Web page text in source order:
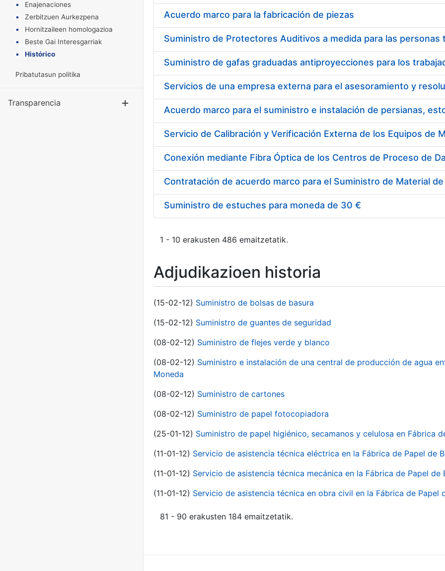
Enajenaciones
Zerbitzuen Aurkezpena
Hornitzaileen homologazioa
Beste Gai Interesgarriak
Histórico
Pribatutasun politika
Transparencia Erakutsi/Ezkutatu
Acuerdo marco para la fabricación de piezas
Acuerdo marco para el suministro e instalación de persianas,
Suministro de estuches para moneda de 30 €
1 - 10 erakusten 486 emaitzetatik.
Adjudikazioen historia
(15-02-12) Suministro de bolsas de basura
(15-02-12) Suministro de guantes de seguridad
(08-02-12) Suministro de flejes verde y blanco
(08-02-12) Suministro e instalación de una central de producción de agua
Moneda
(08-02-12) Suministro de cartones
(08-02-12) Suministro de papel fotocopiadora
(25-01-12) Suministro de papel higiénico, secamanos y celulosa en Fábrica
(11-01-12) Servicio de asistencia técnica eléctrica en la Fábrica de Papel de
(11-01-12) Servicio de asistencia técnica mecánica en la Fábrica de Papel de
(11-01-12) Servicio de asistencia técnica en obra civil en la Fábrica de Papel
81 - 90 erakusten 184 emaitzetatik.